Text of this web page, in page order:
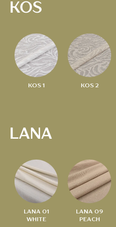
KOS
KOS 1 KOS 2
LANA
LANA 01
WHITE
LANA 09
PEACH